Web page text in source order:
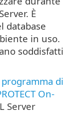
È
database
in uso.
soddisfatti
programma di
On-
Server